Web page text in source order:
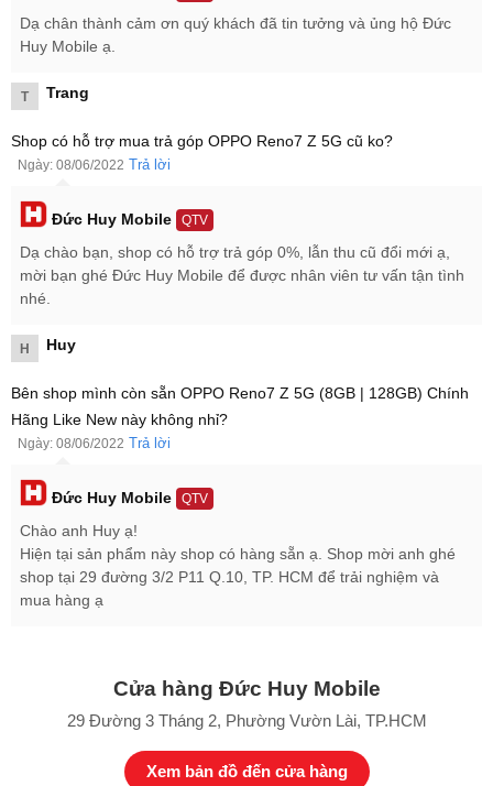
Đặc biệt cụm camera phía sau lưng được tích hợp viền sáng kép
viền sáng này sẽ nhấp nháy đèn. Ngoài ra,
cũng mang đến cho bạn hai tuỳ chọn màu sắc là Đen Vô Cực và
Bạc Cầu Vồng.
OPPO Reno7 Z 5G cũ có màn hình rõ nét
Smartphone trang bị màn hình AMOLED, kích thước 6.43 inch, độ
phân giải Full HD+ cùng tần số quét là 60Hz. Hơn hết,
Dạ chân thành cảm ơn quý khách đã tin tưởng và ủng hộ Đức
Huy Mobile ạ.
T Trang
Shop có hỗ trợ mua trả góp OPPO Reno7 Z 5G cũ ko?
Ngày: 08/06/2022 Trả lời
Đức Huy Mobile QTV
Dạ chào bạn, shop có hỗ trợ trả góp 0%, lẫn thu cũ đổi mới ạ,
mời bạn ghé Đức Huy Mobile để được nhân viên tư vấn tận tình
nhé.
H Huy
Bên shop mình còn sẵn OPPO Reno7 Z 5G (8GB | 128GB) Chính
Hãng Like New này không nhỉ?
Ngày: 08/06/2022 Trả lời
Đức Huy Mobile QTV
Chào anh Huy ạ!
Hiện tại sản phẩm này shop có hàng sẵn ạ. Shop mời anh ghé
shop tại 29 đường 3/2 P11 Q.10, TP. HCM để trải nghiệm và
mua hàng ạ
Cửa hàng Đức Huy Mobile
29 Đường 3 Tháng 2, Phường Vườn Lài, TP.HCM
Xem bản đồ đến cửa hàng